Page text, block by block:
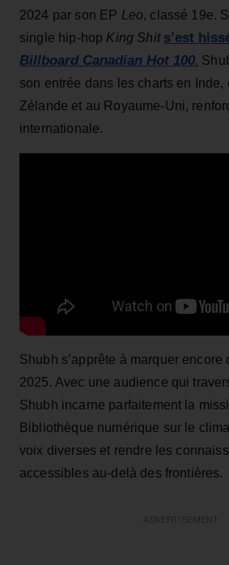
2024 par son EP Leo, classé 19e.
single hip-hop King Shit s’est
Billboard Canadian Hot 100.
son entrée dans les charts en Inde,
Zélande et au Royaume-Uni,
internationale.
Shubh s’apprête à marquer encore
2025. Avec une audience qui
Shubh incarne parfaitement la
Bibliothèque numérique sur le
voix diverses et rendre les
accessibles au-delà des frontières.